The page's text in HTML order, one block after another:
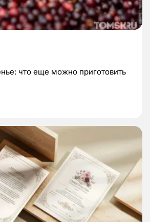
что еще можно приготовить